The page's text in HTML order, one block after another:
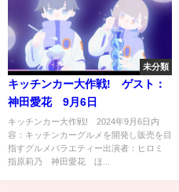
未分類
キッチンカー大作戦! ゲスト：
神田愛花 9月6日
キッチンカー大作戦! 2024年9月6日内
容：キッチンカーグルメを開発し販売を目
指すグルメバラエティー出演者：ヒロミ
指原莉乃 神田愛花 ほ...